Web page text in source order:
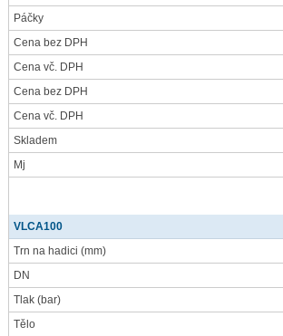
Páčky
Cena bez DPH
Cena vč. DPH
Cena bez DPH
Cena vč. DPH
Skladem
Mj
VLCA100
Trn na hadici (mm)
DN
Tlak (bar)
Tělo